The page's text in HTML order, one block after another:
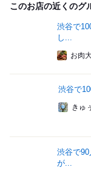
このお店の近くのグ
渋谷で
し...
お肉
渋谷で
きゅ
渋谷で
が...